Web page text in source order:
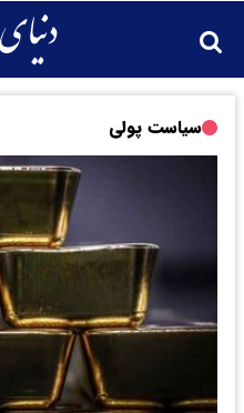
سیاست پولی